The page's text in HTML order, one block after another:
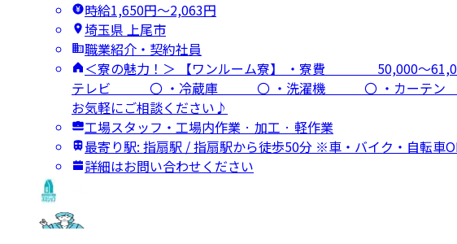
時給1,650円〜2,063円
埼玉県 上尾市
職業紹介・契約社員
＜寮の魅力！＞ 【ワンルーム寮】 ・寮費 50,000～
テレビ 〇 ・冷蔵庫 〇 ・洗濯機 〇 ・カーテン 〇 ・
お気軽にご相談ください♪
工場スタッフ・工場内作業 · 加工 · 軽作業
最寄り駅: 指扇駅 / 指扇駅から徒歩50分 ※車・バイク・自転車
詳細はお問い合わせください